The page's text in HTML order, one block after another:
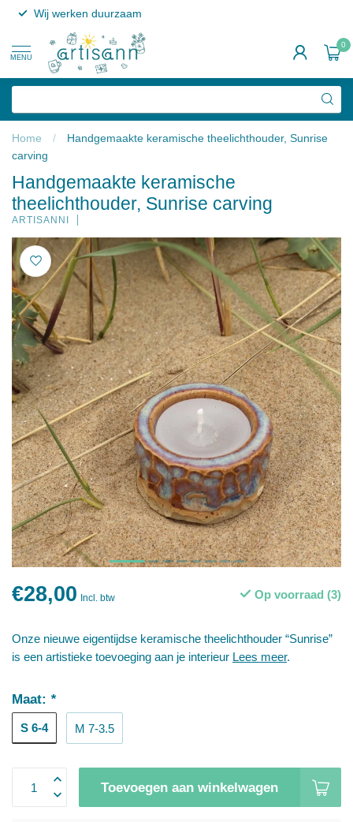
Wij werken duurzaam
MENU
0
Home /
Handgemaakte keramische theelichthouder, Sunrise
carving
Handgemaakte keramische
theelichthouder, Sunrise carving
ARTISANNI
€28,00 Incl. btw Op voorraad (3)
Onze nieuwe eigentijdse keramische theelichthouder “Sunrise”
is een artistieke toevoeging aan je interieur Lees meer.
Maat: *
S 6-4 M 7-3.5
Toevoegen aan winkelwagen